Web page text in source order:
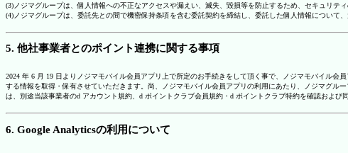
(3)ノジマグループは、個人情報への不正なアクセスや漏えい、滅失、毀損等を防止するため、セキュリティ
(4)ノジマグループは、委託先との間で機密保持条項を含む委託契約を締結し、委託した個人情報について
5. 他社事業者とのポイント連携に関する事項
2024 年 6 月 19 日よりノジマモバイル会員アプリ上で所定のお手続きをして頂く事で、ノジマモバイル
する情報を取得・保有させていただきます。尚、ノジマモバイル会員アプリの利用にあたり、ノジマグ
は、別途当該事業者のd アカウント規約、d ポイントクラブ会員規約・d ポイントクラブ特約を確認および
6. Google Analyticsの利用について